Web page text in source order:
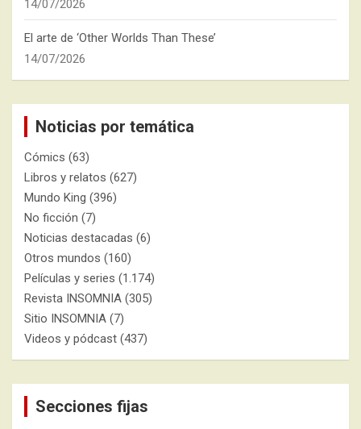
14/07/2026
El arte de ‘Other Worlds Than These’
14/07/2026
Noticias por temática
Cómics (63)
Libros y relatos (627)
Mundo King (396)
No ficción (7)
Noticias destacadas (6)
Otros mundos (160)
Películas y series (1.174)
Revista INSOMNIA (305)
Sitio INSOMNIA (7)
Videos y pódcast (437)
Secciones fijas